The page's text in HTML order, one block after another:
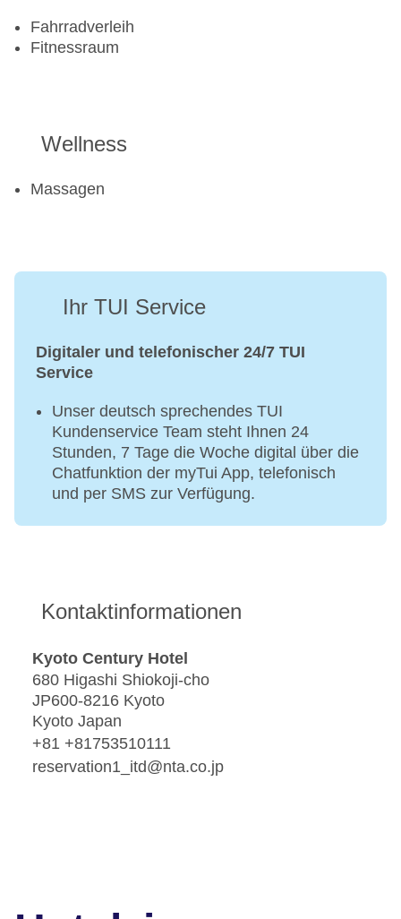
Fahrradverleih
Fitnessraum
Wellness
Massagen
Ihr TUI Service
Digitaler und telefonischer 24/7 TUI
Service
Unser deutsch sprechendes TUI
Kundenservice Team steht Ihnen 24
Stunden, 7 Tage die Woche digital über die
Chatfunktion der myTui App, telefonisch
und per SMS zur Verfügung.
Kontaktinformationen
Kyoto Century Hotel
680 Higashi Shiokoji-cho
JP600-8216 Kyoto
Kyoto Japan
+81 +81753510111
reservation1_itd@nta.co.jp